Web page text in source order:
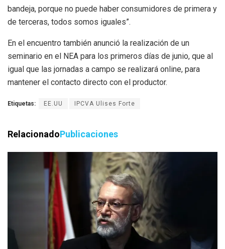
bandeja, porque no puede haber consumidores de primera y
de terceras, todos somos iguales”.
En el encuentro también anunció la realización de un
seminario en el NEA para los primeros días de junio, que al
igual que las jornadas a campo se realizará online, para
mantener el contacto directo con el productor.
Etiquetas: EE.UU IPCVA Ulises Forte
RelacionadoPublicaciones